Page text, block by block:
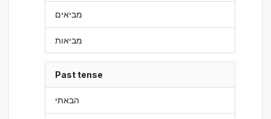
מביאים
מביאות
Past tense
הבאתי